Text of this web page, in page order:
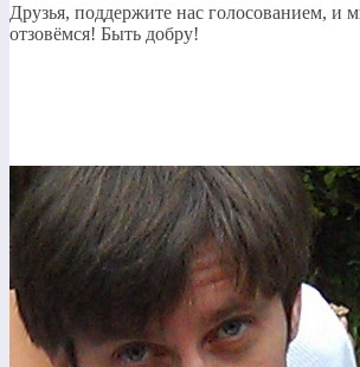
Друзья, поддержите нас голосованием, и
отзовёмся! Быть добру!